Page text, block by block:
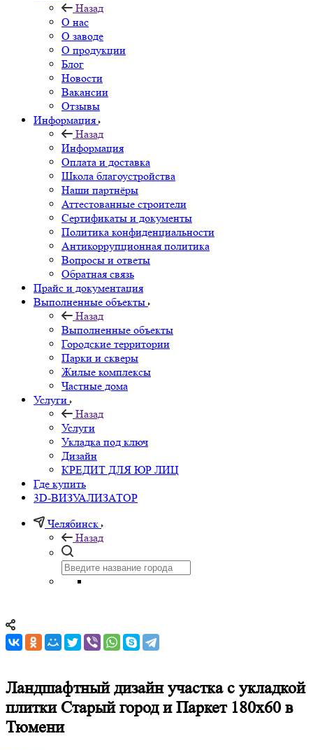
Назад
О нас
О заводе
О продукции
Блог
Новости
Вакансии
Отзывы
Информация
Назад
Информация
Оплата и доставка
Школа благоустройства
Наши партнёры
Аттестованные строители
Сертификаты и документы
Политика конфиденциальности
Антикоррупционная политика
Вопросы и ответы
Обратная связь
Прайс и документация
Выполненные объекты
Назад
Выполненные объекты
Городские территории
Парки и скверы
Жилые комплексы
Частные дома
Услуги
Назад
Услуги
Укладка под ключ
Дизайн
КРЕДИТ ДЛЯ ЮР ЛИЦ
Где купить
3D-ВИЗУАЛИЗАТОР
Челябинск
Назад
Ландшафтный дизайн участка с укладкой
плитки Старый город и Паркет 180х60 в
Тюмени